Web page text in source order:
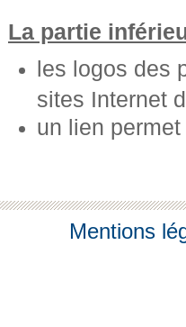
La partie
les logos des
sites Internet
un lien
Mentions